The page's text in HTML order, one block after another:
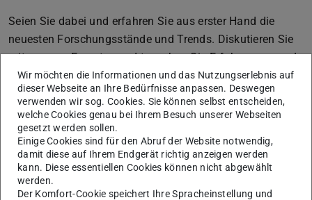
Seien Sie dabei und erfahren Sie aus erster Hand die
neuesten Forschungsstände und Trends. Diskutieren Sie
mit unseren Experten und tauschen Sie Erfahrungen aus!
Wir möchten die Informationen und das Nutzungserlebnis auf
dieser Webseite an Ihre Bedürfnisse anpassen. Deswegen
verwenden wir sog. Cookies. Sie können selbst entscheiden,
welche Cookies genau bei Ihrem Besuch unserer Webseiten
gesetzt werden sollen.
Einige Cookies sind für den Abruf der Website notwendig,
damit diese auf Ihrem Endgerät richtig anzeigen werden
kann. Diese essentiellen Cookies können nicht abgewählt
werden.
Der Komfort-Cookie speichert Ihre Spracheinstellung und